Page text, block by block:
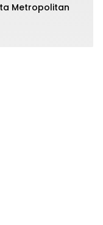
Metropolitan